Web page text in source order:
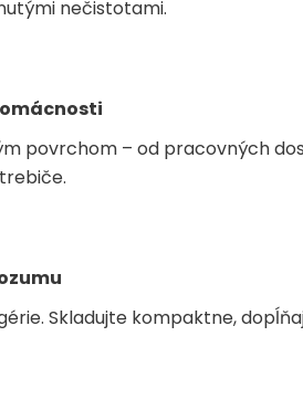
nečistotami.
povrchom – od pracovných
Skladujte kompaktne,